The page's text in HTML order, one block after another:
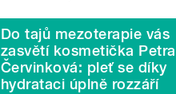
Do tajů mezoterapie vás
zasvětí kosmetička Petra
Červinková: pleť se díky
hydrataci úplně rozzáří